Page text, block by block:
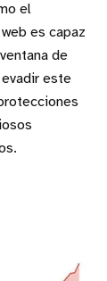
el
es capaz
de
este